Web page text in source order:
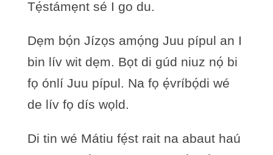
Tẹ́stámẹnt sé I go du.
Dẹm bọ́n Jízọs amọ́ng Juu pípul an I
bin lív wit dẹm. Bọt di gúd niuz nọ́ bi
fọ ónlí Juu pípul. Na fọ ẹ́vríbọ́di wé
de lív fọ dís wọld.
Di tin wé Mátiu fẹ́st rait na abaut haú